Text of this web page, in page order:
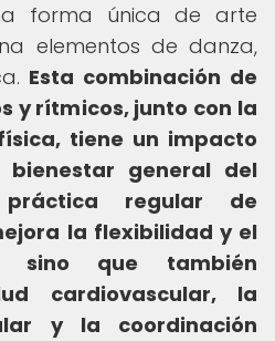
forma única de arte
elementos de danza,
Esta combinación de
y rítmicos, junto con la
tiene un impacto
general del
regular de
la flexibilidad y el
sino que también
cardiovascular, la
y la coordinación